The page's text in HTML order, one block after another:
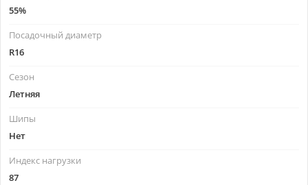
55%
Посадочный диаметр
R16
Сезон
Летняя
Шипы
Нет
Индекс нагрузки
87